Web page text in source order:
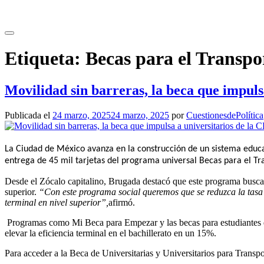
contenido
Etiqueta: Becas para el
Movilidad sin barreras, la beca que
Publicada el 24 marzo, 202524 marzo, 2025 porCuestionesdePolítica
La Ciudad de México avanza en la construcción de un sistema
entrega de 45 mil tarjetas del programa universal Becas para el
Desde el Zócalo capitalino, Brugada destacó que este programa
superior. “Con este programa social queremos que se reduzca la
terminal en nivel superior”, afirmó.
Programas como Mi Beca para Empezar y las becas para
elevar la eficiencia terminal en el bachillerato en un 15%.
Para acceder a la Beca de Universitarias y Universitarios para